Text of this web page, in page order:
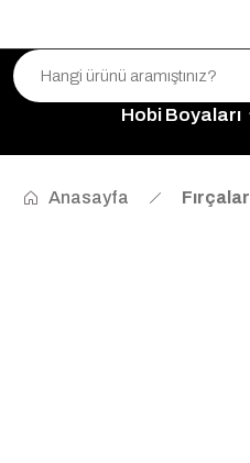
Hobi Boyaları
Anasayfa Fırçalar